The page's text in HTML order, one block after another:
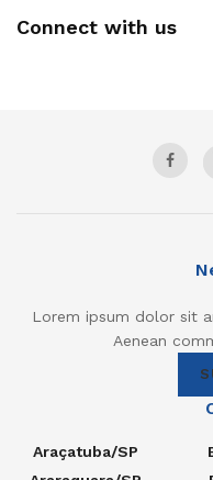
Connect with us
Lorem ipsum dolor sit
Aenean
Araçatuba/SP